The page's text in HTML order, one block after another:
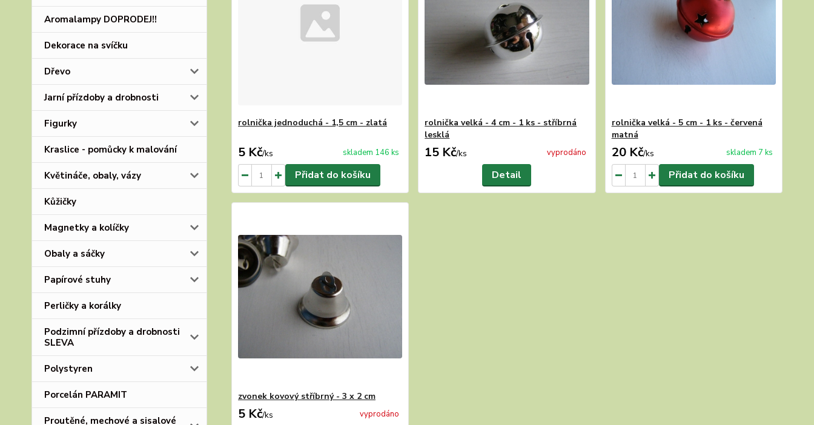
Aromalampy DOPRODEJ!!
Dekorace na svíčku
Dřevo
Jarní přízdoby a drobnosti
Figurky
Kraslice - pomůcky k malování
Květináče, obaly, vázy
Kůžičky
Magnetky a kolíčky
Obaly a sáčky
Papírové stuhy
Perličky a korálky
Podzimní přízdoby a drobnosti
SLEVA
Polystyren
Porcelán PARAMIT
Proutěné, mechové a sisalové
rolnička jednoduchá - 1,5 cm - zlatá
5 Kč/ks skladem 146 ks
Přidat do košíku
rolnička velká - 4 cm - 1 ks - stříbrná
lesklá
15 Kč/ks vyprodáno
Detail
rolnička velká - 5 cm - 1 ks - červená
matná
20 Kč/ks skladem 7 ks
Přidat do košíku
zvonek kovový stříbrný - 3 x 2 cm
5 Kč/ks vyprodáno